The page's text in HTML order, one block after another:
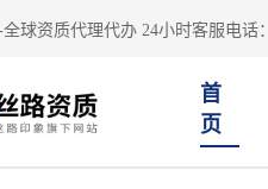
球资质代理代办 24小时客服电话：
首
页